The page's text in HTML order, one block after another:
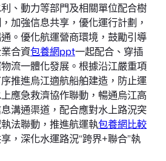
、動力等部門及相關單位配合樹
加強信息共享，優化運行計劃，
。優化航運營商環境，鼓勵引導
合資包養網ppt一起配合、穿插
流一體化發展。根據沿江嚴重項
推進烏江適航船舶建造，防止運
應急救濟協作聯動，暢通烏江高
溝通渠道，配合應對水上路況突
法聯動，推進航運執包養網比較
，深化水運路況“跨界+聯合”執